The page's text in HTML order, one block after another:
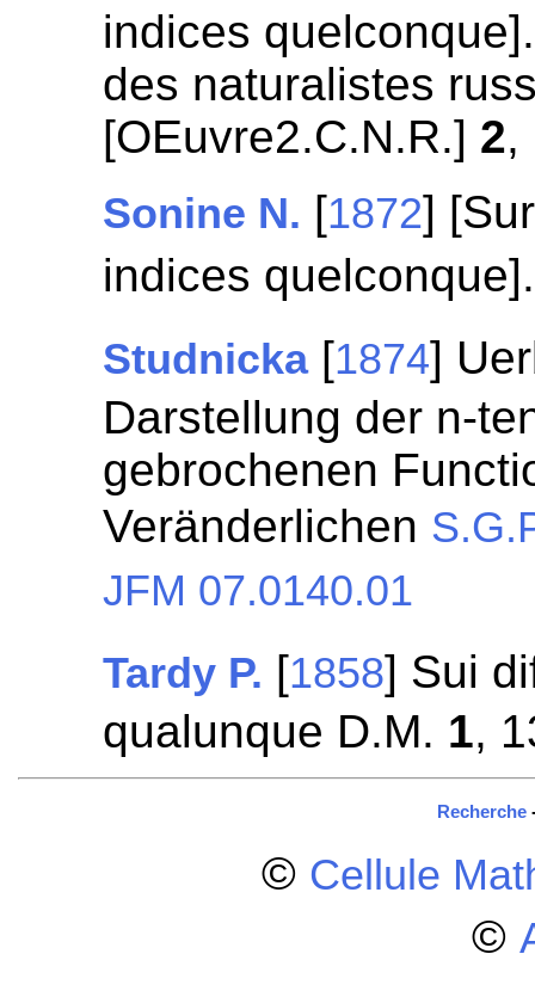
indices
des naturalistes
[OEuvre2.C.N.R.] 2,
Sonine N. [1872]
indices
Studnicka [1874]
Darstellung der n-
gebrochenen
Veränderlichen
JFM 07.0140.01
Tardy P. [1858] Sui
qualunque D.M. 1,
Recherche
© Cellule
©